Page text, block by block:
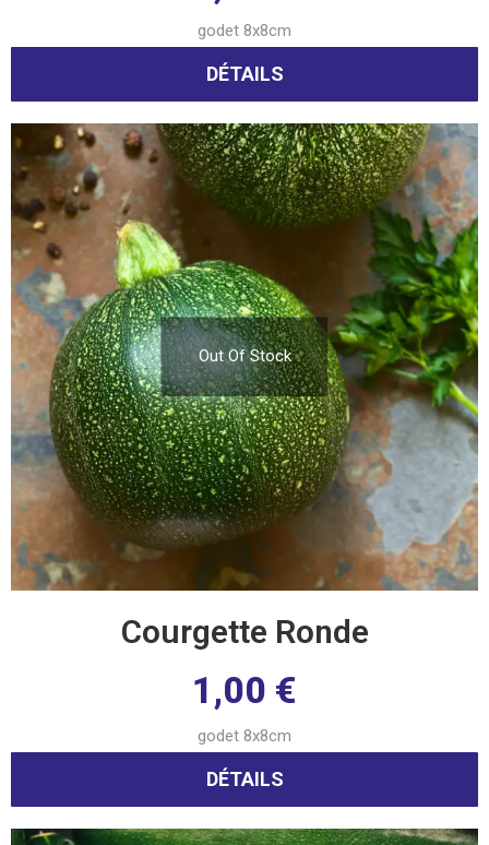
godet 8x8cm
DÉTAILS
Out Of Stock
Courgette Ronde
1,00 €
godet 8x8cm
DÉTAILS